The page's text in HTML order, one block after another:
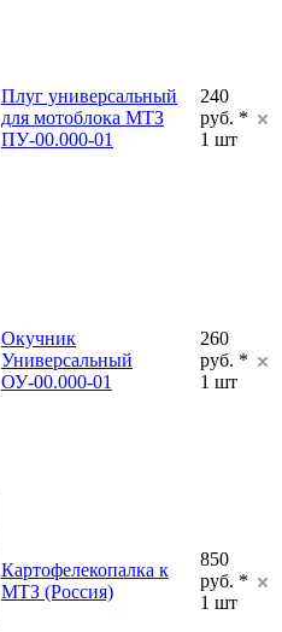
Плуг универсальный
для мотоблока МТЗ
ПУ-00.000-01
240
руб. *
1 шт
Окучник
Универсальный
ОУ-00.000-01
260
руб. *
1 шт
Картофелекопалка к
МТЗ (Россия)
850
руб. *
1 шт